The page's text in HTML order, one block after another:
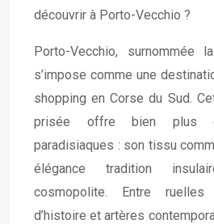
découvrir à Porto-Vecchio ?
Porto-Vecchio,
s’impose comme une
shopping en Corse du Sud.
prisée offre bien plus
paradisiaques : son tissu
élégance tradition
cosmopolite. Entre ruelles
d’histoire et artères